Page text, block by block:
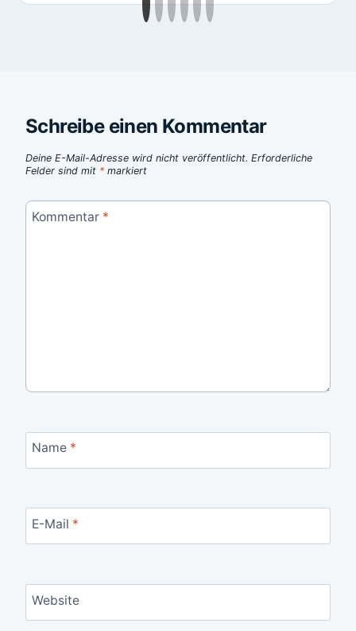
Schreibe einen Kommentar
Deine E-Mail-Adresse wird nicht veröffentlicht. Erforderliche
Felder sind mit * markiert
Kommentar *
Name *
E-Mail *
Website